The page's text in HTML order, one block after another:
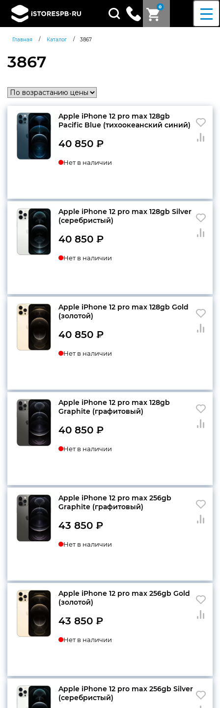
0
Поиск
товаров
Главная / Каталог / 3867
3867
Apple iPhone 12 pro max 128gb
Pacific Blue (тихоокеанский синий)
40 850 ₽
Нет в наличии
Apple iPhone 12 pro max 128gb Silver
(серебристый)
40 850 ₽
Нет в наличии
Apple iPhone 12 pro max 128gb Gold
(золотой)
40 850 ₽
Нет в наличии
Apple iPhone 12 pro max 128gb
Graphite (графитовый)
40 850 ₽
Нет в наличии
Apple iPhone 12 pro max 256gb
Graphite (графитовый)
43 850 ₽
Нет в наличии
Apple iPhone 12 pro max 256gb Gold
(золотой)
43 850 ₽
Нет в наличии
Apple iPhone 12 pro max 256gb Silver
(серебристый)
Согласен c политикой
+7 812 318-40-14
(c 10:00 до 21:00, без
выходных)